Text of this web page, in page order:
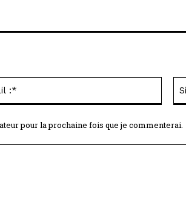
pour la prochaine fois que je commenterai.